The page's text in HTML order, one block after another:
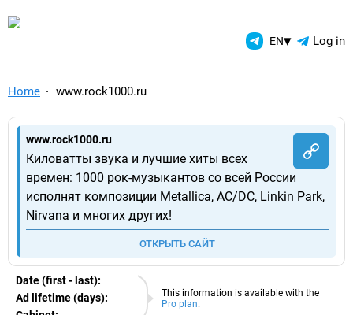
TelegramAds.com — EN▾ Log in
Home www.rock1000.ru
www.rock1000.ru
Киловатты звука и лучшие хиты всех
времен: 1000 рок-музыкантов со всей России
исполнят композиции Metallica, AC/DC, Linkin Park,
Nirvana и многих других!
ОТКРЫТЬ САЙТ
This information is available with the
Pro plan.
Date (first - last):
07.08.2026
Ad lifetime (days):